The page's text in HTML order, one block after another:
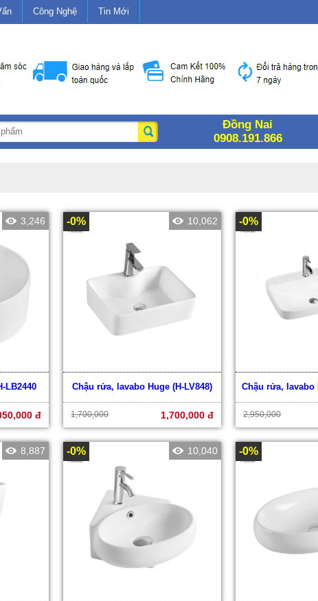
Công Nghệ Tin Mới
Đồng Nai
0908.191.866
3,246
LB2440
đ
-0% 10,062
Chậu rửa, lavabo Huge (H-LV848)
1,700,000 1,700,000 đ
-0%
Chậu rửa, lavabo
2,950,000
8,887 -0% 10,040 -0%